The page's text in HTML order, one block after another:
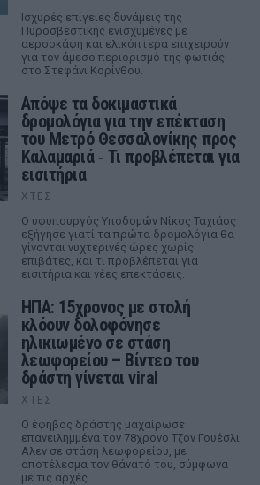
Ισχυρές επίγειες δυνάμεις της
Πυροσβεστικής ενισχυμένες με
αεροσκάφη και ελικόπτερα επιχειρούν
για τον άμεσο περιορισμό της φωτιάς
στο Στεφάνι Κορίνθου.
Απόψε τα δοκιμαστικά
δρομολόγια για την επέκταση
του Μετρό Θεσσαλονίκης προς
Καλαμαριά ‑ Τι προβλέπεται για
εισιτήρια
ΧΤΕΣ
Ο υφυπουργός Υποδομών Νίκος Ταχιάος
εξήγησε γιατί τα πρώτα δρομολόγια θα
γίνονται νυχτερινές ώρες χωρίς
επιβάτες, και τι προβλέπεται για
εισιτήρια και νέες επεκτάσεις.
ΗΠΑ: 15χρονος με στολή
κλόουν δολοφόνησε
ηλικιωμένο σε στάση
λεωφορείου – Βίντεο του
δράστη γίνεται viral
ΧΤΕΣ
Ο έφηβος δράστης μαχαίρωσε
επανειλημμένα τον 78χρονο Τζον Γουέσλι
Αλεν σε στάση λεωφορείου, με
αποτέλεσμα τον θάνατό του, σύμφωνα
με τις αρχές